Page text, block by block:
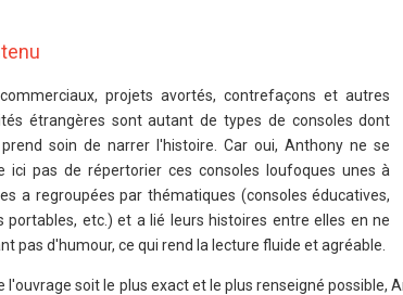
commerciaux, projets avortés, contrefaçons et autres
étrangères sont autant de types de consoles dont
prend soin de narrer l'histoire. Car oui, Anthony ne se
ici pas de répertorier ces consoles loufoques unes à
a regroupées par thématiques (consoles éducatives,
portables, etc.) et a lié leurs histoires entre elles en ne
pas d'humour, ce qui rend la lecture fluide et agréable.
l'ouvrage soit le plus exact et le plus renseigné possible,